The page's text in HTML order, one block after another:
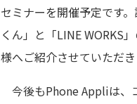
セミナーを開催予定です
くん」と「LINE WORKS
様へご紹介させていただき
今後もPhone Appliは、